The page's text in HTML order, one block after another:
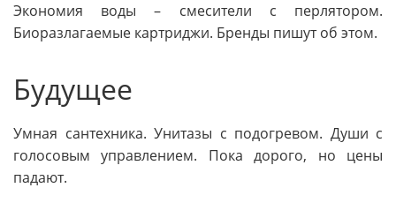
Экономия воды – смесители с перлятором.
Биоразлагаемые картриджи. Бренды пишут об этом.
Будущее
Умная сантехника. Унитазы с подогревом. Души с
голосовым управлением. Пока дорого, но цены
падают.